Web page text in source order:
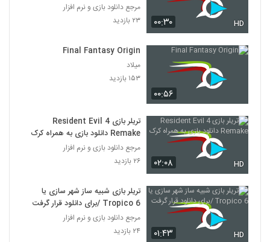
۰۰:۳۰ HD
مرجع دانلود بازی و نرم افزار
۲۳ بازدید
۰۰:۵۶
Final Fantasy Origin
میلاد
۱۵۳ بازدید
۰۲:۰۸ HD
تریلر بازی Resident Evil 4
Remake دانلود بازی به همراه کرک
مرجع دانلود بازی و نرم افزار
۲۶ بازدید
۰۱:۴۳ HD
تریلر بازی شبیه ساز شهر سازی یا
Tropico 6 /برای دانلود قرار گرفت
مرجع دانلود بازی و نرم افزار
۲۴ بازدید